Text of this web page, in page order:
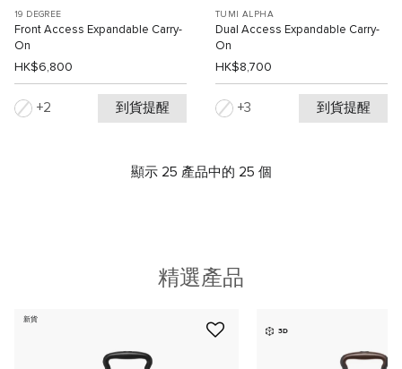
19 DEGREE
Front Access Expandable Carry-
On
HK$6,800
2 到貨提醒
TUMI ALPHA
Dual Access Expandable Carry-
On
HK$8,700
3 到貨提醒
顯示 25 產品中的 25 個
精選產品
新貨
3D